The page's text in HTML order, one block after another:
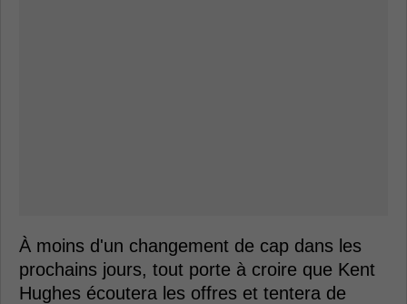
À moins d'un changement de cap dans les
prochains jours, tout porte à croire que Kent
Hughes écoutera les offres et tentera de